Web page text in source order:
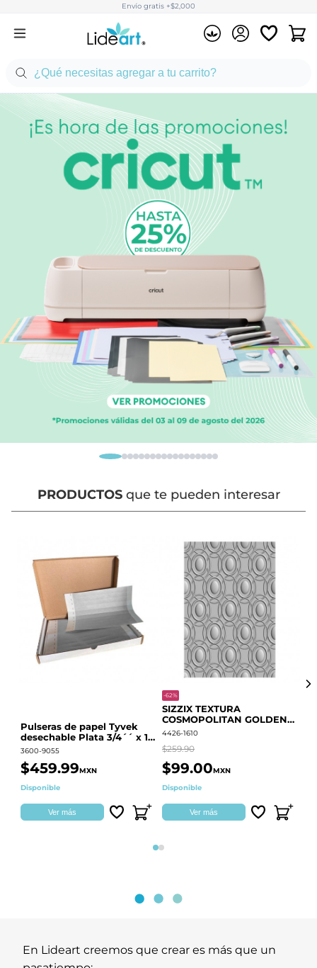
Envío gratis +$2,000
PRODUCTOSque te pueden interesar
Pulseras de papel Tyvek
desechable Plata 3/4´´ x 10
´´
3600-9055
$459.99MXN
Disponible
Ver más
-62%
SIZZIX TEXTURA
COSMOPOLITAN GOLDEN
RINGS S.PARK 666700
4426-1610
$259.90
$99.00MXN
Disponible
Ver más
Página 1
Página 2
En Lideart creemos que crear es más que un